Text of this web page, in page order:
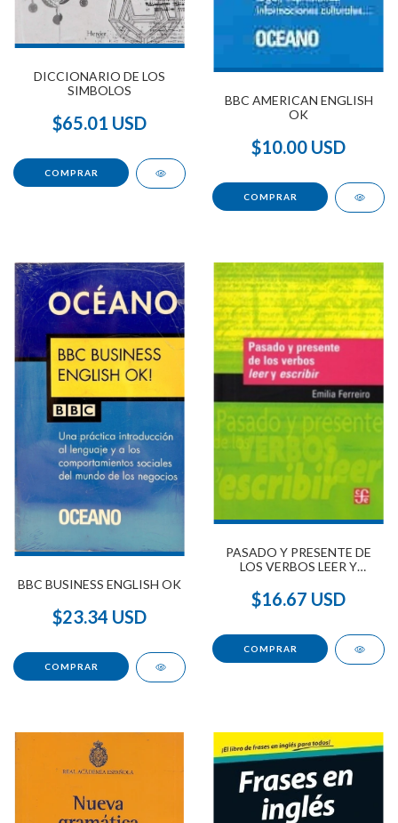
DICCIONARIO DE LOS
SIMBOLOS
$65.01 USD
BBC AMERICAN ENGLISH
OK
$10.00 USD
BBC BUSINESS ENGLISH OK
$23.34 USD
PASADO Y PRESENTE DE
LOS VERBOS LEER Y
$16.67 USD